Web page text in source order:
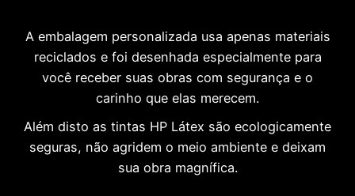
A embalagem personalizada usa apenas materiais
reciclados e foi desenhada especialmente para
você receber suas obras com segurança e o
carinho que elas merecem.
Além disto as tintas HP Látex são ecologicamente
seguras, não agridem o meio ambiente e deixam
sua obra magnífica.